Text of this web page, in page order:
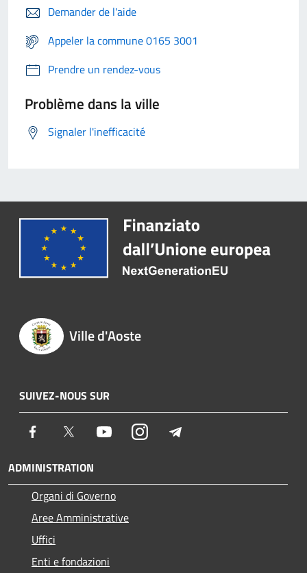
Demander de l'aide
Appeler la commune 0165 3001
Prendre un rendez-vous
Problème dans la ville
Signaler l'inefficacité
Ville d'Aoste
SUIVEZ-NOUS SUR
Facebook Twitter YoutubeInstagram
ADMINISTRATION
Organi di Governo
Aree Amministrative
Uffici
Enti e fondazioni